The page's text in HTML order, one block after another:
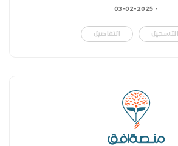
-
03-02-2025
التسجيل التفاصيل